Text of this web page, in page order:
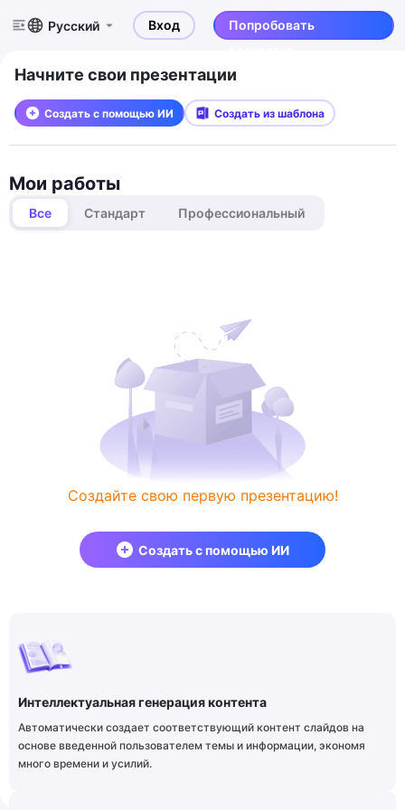
Русский Вход
Попробовать
Начните свои презентации
Создать с помощью ИИ Создать из шаблона
Мои работы
Все Стандарт Профессиональный
Создайте свою первую презентацию!
Создать с помощью ИИ
Интеллектуальная генерация контента
Автоматически создает соответствующий контент слайдов на
основе введенной пользователем темы и информации, экономя
много времени и усилий.